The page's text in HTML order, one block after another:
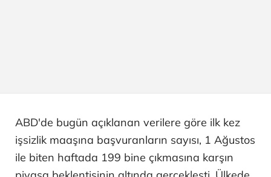
ABD'de bugün açıklanan verilere göre ilk kez
işsizlik maaşına başvuranların sayısı, 1 Ağustos
ile biten haftada 199 bine çıkmasına karşın